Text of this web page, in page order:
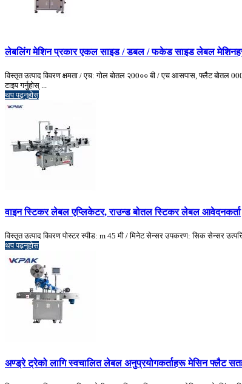
लेबलिंग मेशिन प्रकार एकल साइड / डबल / फकेड साइड लेबल
विस्तृत उत्पाद विवरण क्षमता / एच: गोल बोतल २00०० बी / एच आसपास, फ्लैट
टाइप गर्नुहोस् ...
थप पढ्नुहोस्
वाइन स्टिकर लेबल एप्लिकेटर, राउन्ड बोतल स्टिकर लेबल आवेदनकर्ता
विस्तृत उत्पाद विवरण पोस्टर स्पीड: m 45 मी / मिनेट सेन्सर उपकरण: सिक सेन्सर
थप पढ्नुहोस्
अण्ड्रे ट्रेको लागि स्वचालित लेबल अनुप्रयोगकर्ताहरू मेसिन फ्लैट